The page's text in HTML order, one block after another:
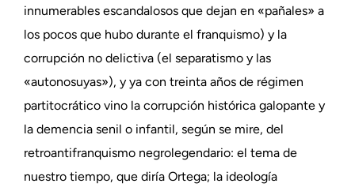
innumerables escandalosos que dejan en «pañales» a
los pocos que hubo durante el franquismo) y la
corrupción no delictiva (el separatismo y las
«autonosuyas»), y ya con treinta años de régimen
partitocrático vino la corrupción histórica galopante y
la demencia senil o infantil, según se mire, del
retroantifranquismo negrolegendario: el tema de
nuestro tiempo, que diría Ortega; la ideología